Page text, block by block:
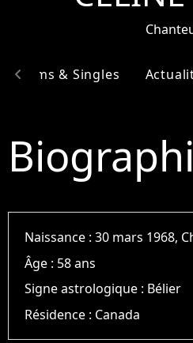
Albums & Singles
chevron_left
Naissance :30 mars 1968,
Âge : 58 ans
Signe astrologique : Bélier
Résidence : Canada